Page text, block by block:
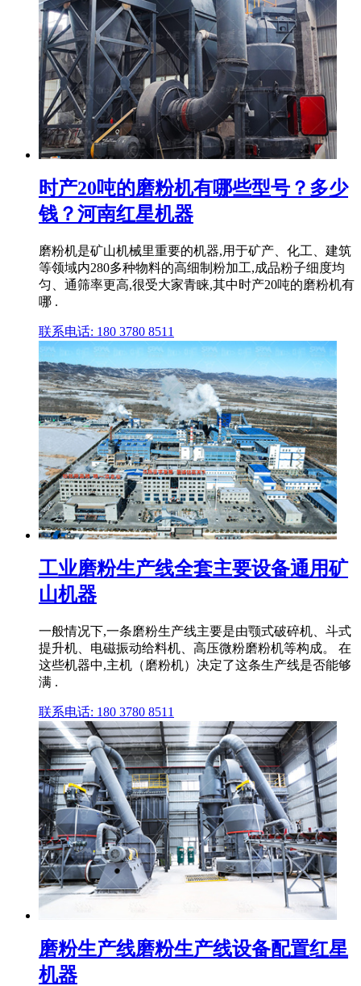
时产20吨的磨粉机有哪些型号？多少
钱？河南红星机器
磨粉机是矿山机械里重要的机器,用于矿产、化工、建筑
等领域内280多种物料的高细制粉加工,成品粉子细度均
匀、通筛率更高,很受大家青睐,其中时产20吨的磨粉机有
哪 .
联系电话: 180 3780 8511
工业磨粉生产线全套主要设备通用矿
山机器
一般情况下,一条磨粉生产线主要是由颚式破碎机、斗式
提升机、电磁振动给料机、高压微粉磨粉机等构成。 在
这些机器中,主机（磨粉机）决定了这条生产线是否能够
满 .
联系电话: 180 3780 8511
磨粉生产线磨粉生产线设备配置红星
机器